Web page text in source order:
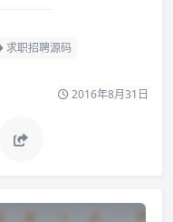
求职招聘源码
2016年8月31日